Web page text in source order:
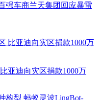
强车商兰天集团回应暴雷
亚迪向灾区捐款1000万